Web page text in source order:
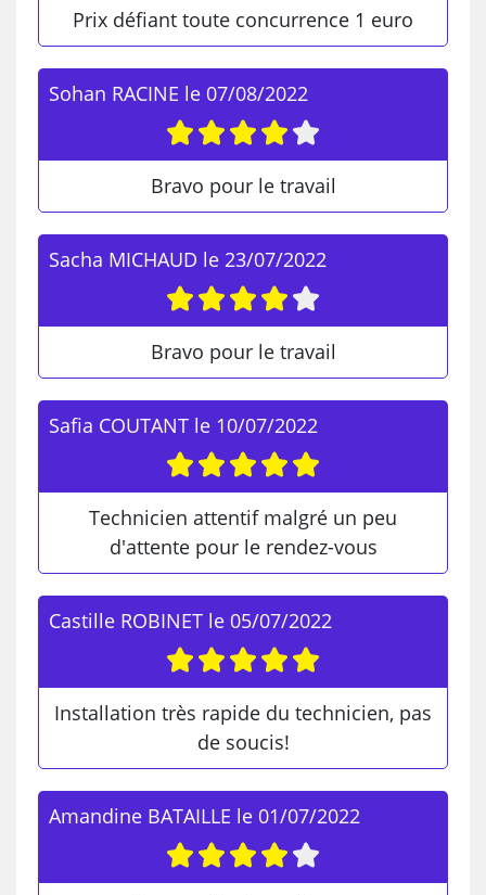
Prix défiant toute concurrence 1 euro
Sohan RACINE le 07/08/2022
Bravo pour le travail
Sacha MICHAUD le 23/07/2022
Bravo pour le travail
Safia COUTANT le 10/07/2022
Technicien attentif malgré un peu
d'attente pour le rendez-vous
Castille ROBINET le 05/07/2022
Installation très rapide du technicien, pas
de soucis!
Amandine BATAILLE le 01/07/2022